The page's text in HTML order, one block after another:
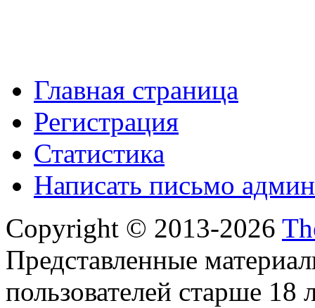
Главная страница
Регистрация
Статистика
Написать письмо
Copyright © 2013-2026
Представленные
пользователей старше 18